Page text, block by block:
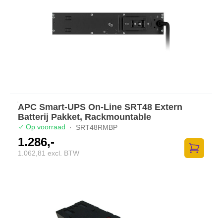
APC Smart-UPS On-Line SRT48 Extern
Batterij Pakket, Rackmountable
Op voorraad · SRT48RMBP
1.286,-
1.062,81 excl. BTW
Zum